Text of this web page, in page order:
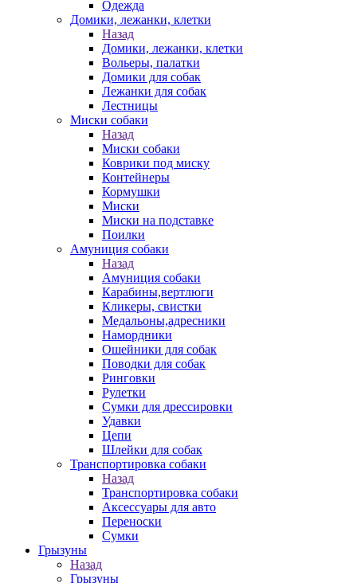
Одежда
Домики, лежанки, клетки
Назад
Домики, лежанки, клетки
Вольеры, палатки
Домики для собак
Лежанки для собак
Лестницы
Миски собаки
Назад
Миски собаки
Коврики под миску
Контейнеры
Кормушки
Миски
Миски на подставке
Поилки
Амуниция собаки
Назад
Амуниция собаки
Карабины,вертлюги
Кликеры, свистки
Медальоны,адресники
Намордники
Ошейники для собак
Поводки для собак
Ринговки
Рулетки
Сумки для дрессировки
Удавки
Цепи
Шлейки для собак
Транспортировка собаки
Назад
Транспортировка собаки
Аксессуары для авто
Переноски
Сумки
Грызуны
Назад
Грызуны